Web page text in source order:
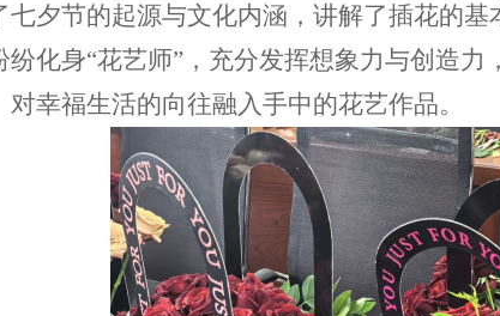
七夕节的起源与文化内涵，讲解了插花的
纷化身“花艺师”，充分发挥想象力与创造
幸福生活的向往融入手中的花艺作品。